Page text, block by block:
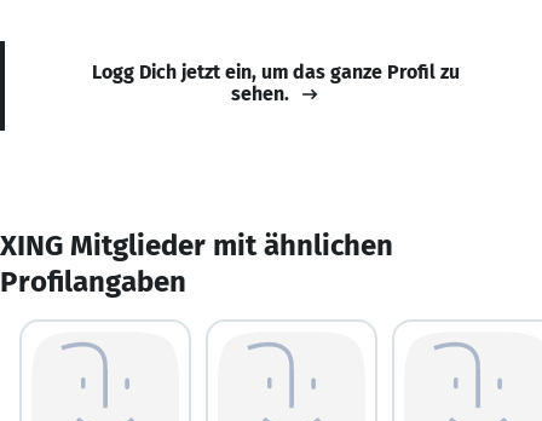
Logg Dich jetzt ein, um das ganze Profil zu
sehen.
XING Mitglieder mit ähnlichen
Profilangaben